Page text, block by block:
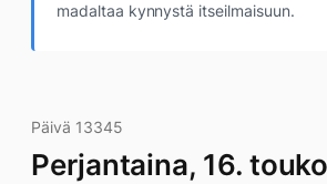
madaltaa kynnystä itseilmaisuun.
Päivä 13345
Perjantaina, 16.